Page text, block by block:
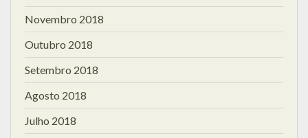
Novembro 2018
Outubro 2018
Setembro 2018
Agosto 2018
Julho 2018